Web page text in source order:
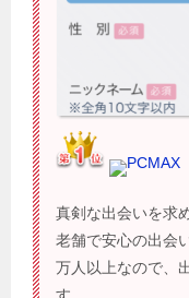
PCMAX
真剣な出会いを求
老舗で安心の出会
万人以上なので、
す。